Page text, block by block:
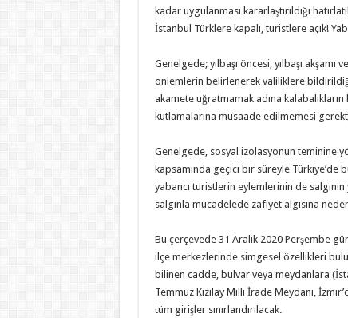
kadar uygulanması kararlaştırıldığı
İstanbul Türklere kapalı, turistlere açık!
Genelgede; yılbaşı öncesi, yılbaşı
önlemlerin belirlenerek valiliklere
akamete uğratmamak adına
kutlamalarına müsaade edilmemesi
Genelgede, sosyal izolasyonun teminine
kapsamında geçici bir süreyle Türkiye’de
yabancı turistlerin eylemlerinin de salgının
salgınla mücadelede zafiyet algısına
Bu çerçevede 31 Aralık 2020 Perşembe
ilçe merkezlerinde simgesel özellikleri
bilinen cadde, bulvar veya meydanlara
Temmuz Kızılay Milli İrade Meydanı,
tüm girişler sınırlandırılacak.